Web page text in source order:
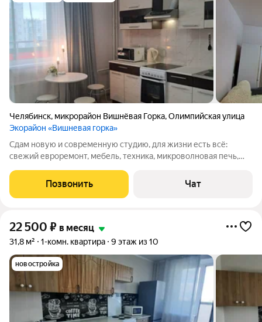
Челябинск, микрорайон Вишнёвая Горка,Олимпийская улица
Экорайон «Вишневая горка»
Сдам новую и современную студию, для жизни есть всё:
свежий евроремонт, мебель, техника, микроволновая печь,
огромный телевизор и кабельное ТВ (интерсвязь).
Безопасность 100%, камеры и
Позвонить Чат
22 500 ₽ в месяц
31,8 м² 1-комн. квартира 9 этаж из 10
новостройка